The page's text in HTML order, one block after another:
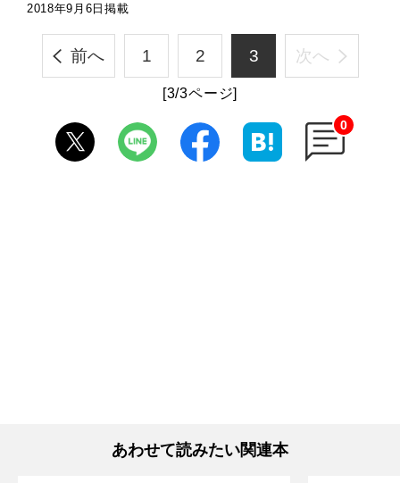
2018年9月6日掲載
前へ 1 2 3 次へ
[3/3ページ]
0
あわせて読みたい関連本